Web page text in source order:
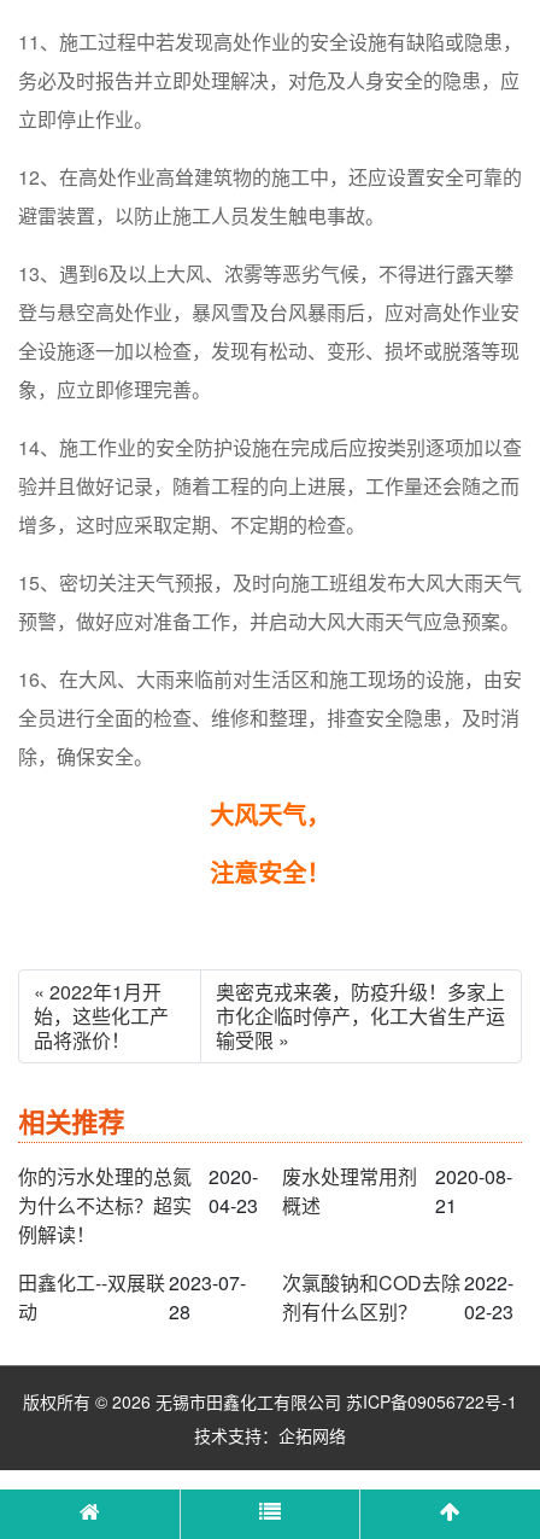
11、施工过程中若发现高处作业的安全设施有缺陷或隐患，
务必及时报告并立即处理解决，对危及人身安全的隐患，应
立即停止作业。
12、在高处作业高耸建筑物的施工中，还应设置安全可靠的
避雷装置，以防止施工人员发生触电事故。
13、遇到6及以上大风、浓雾等恶劣气候，不得进行露天攀
登与悬空高处作业，暴风雪及台风暴雨后，应对高处作业安
全设施逐一加以检查，发现有松动、变形、损坏或脱落等现
象，应立即修理完善。
14、施工作业的安全防护设施在完成后应按类别逐项加以查
验并且做好记录，随着工程的向上进展，工作量还会随之而
增多，这时应采取定期、不定期的检查。
15、密切关注天气预报，及时向施工班组发布大风大雨天气
预警，做好应对准备工作，并启动大风大雨天气应急预案。
16、在大风、大雨来临前对生活区和施工现场的设施，由安
全员进行全面的检查、维修和整理，排查安全隐患，及时消
除，确保安全。
大风天气，
注意安全！
« 2022年1月开
始，这些化工产
品将涨价！
奥密克戎来袭，防疫升级！多家上
市化企临时停产，化工大省生产运
输受限 »
相关推荐
你的污水处理的总氮
为什么不达标？超实
例解读！
2020-
04-23
废水处理常用剂
概述
2020-08-
21
田鑫化工--双展联
动
2023-07-
28
次氯酸钠和COD去除
剂有什么区别？
2022-
02-23
版权所有 © 2026 无锡市田鑫化工有限公司 苏ICP备09056722号-1
技术支持： 企拓网络